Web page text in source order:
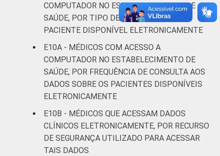
Interior 65
Fonte: CGI.br/NIC.br, Centro Regional de
Estudos para o Desenvolvimento da
Sociedade da Informação (Cetic.br),
Pesquisa sobre o uso das tecnologias de
informação e comunicação nos
estabelecimentos de saúde brasileiros – TIC
que declararam não consultar o dado, apesar
de ele estar disponível. ²Refere-se aos
profissionais que declararam não haver
disponibilidade eletrônica do dado, aos que
COMPUTADOR NO ESTABELECIMENTO DE
SAÚDE, POR TIPO DE DADO SOBRE O
PACIENTE DISPONÍVEL ELETRONICAMENTE
E10A - MÉDICOS COM ACESSO A
COMPUTADOR NO ESTABELECIMENTO DE
SAÚDE, POR FREQUÊNCIA DE CONSULTA AOS
DADOS SOBRE OS PACIENTES DISPONÍVEIS
ELETRONICAMENTE
E10B - MÉDICOS QUE ACESSAM DADOS
CLÍNICOS ELETRONICAMENTE, POR RECURSO
DE SEGURANÇA UTILIZADO PARA ACESSAR
TAIS DADOS